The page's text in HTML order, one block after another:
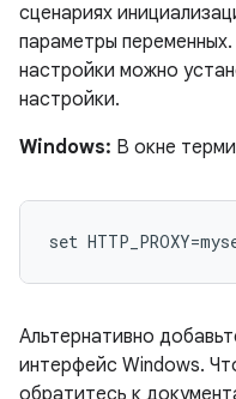
сценариях
параметры
настройки можно
настройки.
Windows: В окне
set
Альтернативно
интерфейс Windows.
обратитесь к